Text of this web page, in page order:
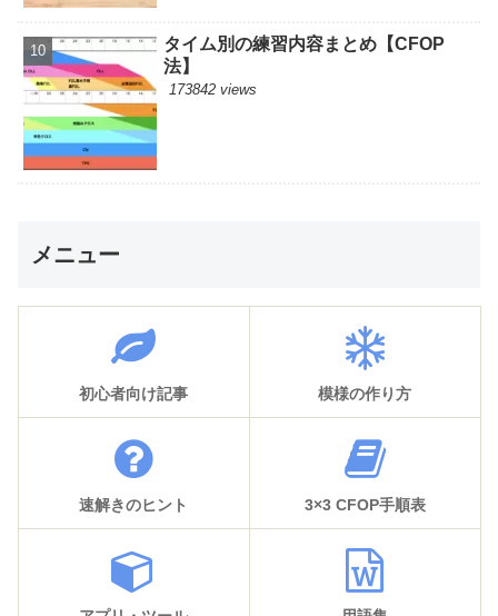
タイム別の練習内容まとめ【CFOP
法】
173842 views
メニュー
初心者向け記事 模様の作り方
速解きのヒント 3×3 CFOP手順表